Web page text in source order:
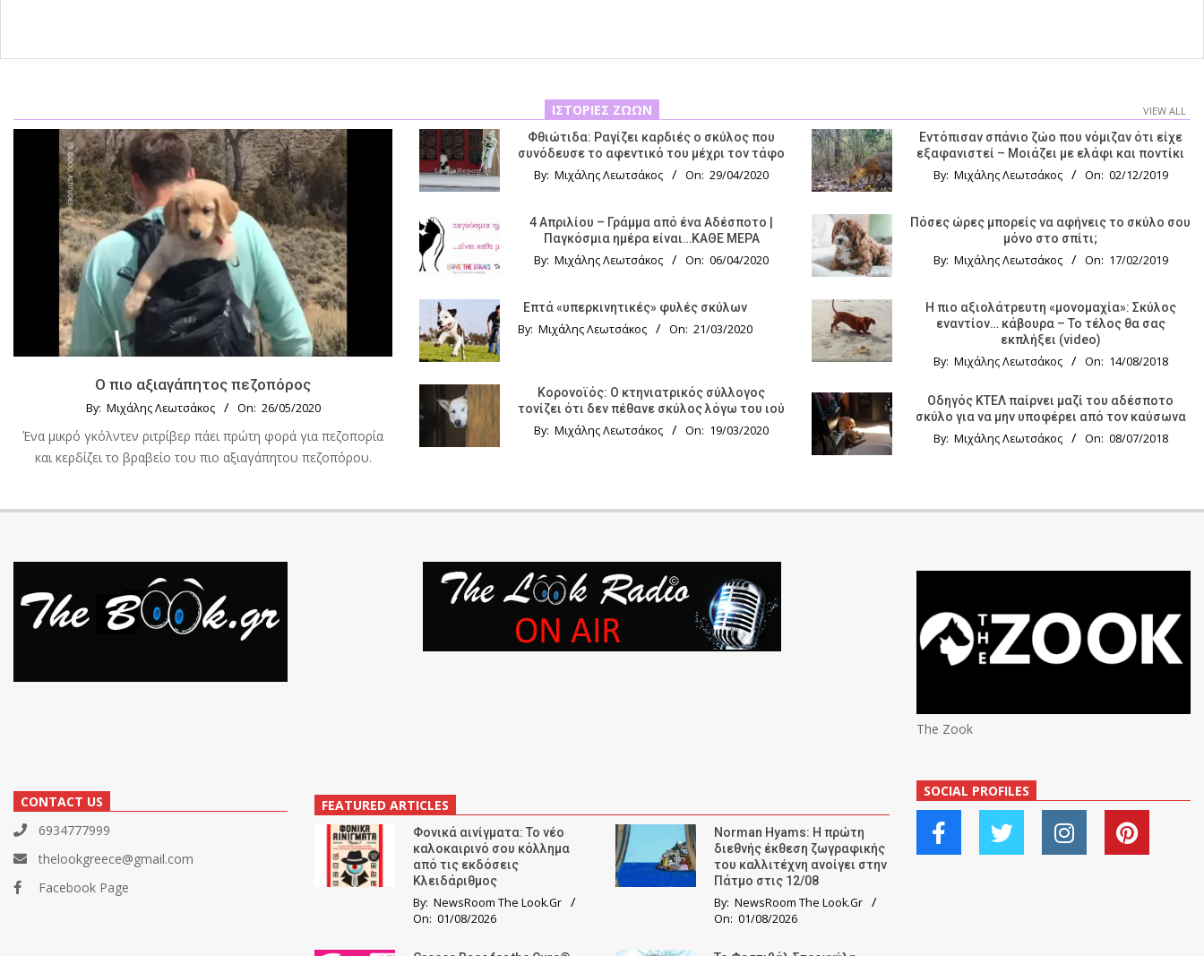
ΙΣΤΟΡΊΕΣ ΖΏΩΝ VIEW ALL
Ο πιο αξιαγάπητος πεζοπόρος
By: Μιχάλης Λεωτσάκος On: 26/05/2020
Ένα μικρό γκόλντεν ριτρίβερ πάει πρώτη φορά για πεζοπορία
και κερδίζει το βραβείο του πιο αξιαγάπητου πεζοπόρου.
Φθιώτιδα: Ραγίζει καρδιές ο σκύλος που
συνόδευσε το αφεντικό του μέχρι τον τάφο
By: Μιχάλης Λεωτσάκος On: 29/04/2020
4 Απριλίου – Γράμμα από ένα Αδέσποτο |
Παγκόσμια ημέρα είναι…ΚΑΘΕ ΜΕΡΑ
By: Μιχάλης Λεωτσάκος On: 06/04/2020
Επτά «υπερκινητικές» φυλές σκύλων
By: Μιχάλης Λεωτσάκος On: 21/03/2020
Κορονοϊός: Ο κτηνιατρικός σύλλογος
τονίζει ότι δεν πέθανε σκύλος λόγω του ιού
By: Μιχάλης Λεωτσάκος On: 19/03/2020
Εντόπισαν σπάνιο ζώο που νόμιζαν ότι είχε
εξαφανιστεί – Μοιάζει με ελάφι και ποντίκι
By: Μιχάλης Λεωτσάκος On: 02/12/2019
Πόσες ώρες μπορείς να αφήνεις το σκύλο σου
μόνο στο σπίτι;
By: Μιχάλης Λεωτσάκος On: 17/02/2019
Η πιο αξιολάτρευτη «μονομαχία»: Σκύλος
εναντίον… κάβουρα – Το τέλος θα σας
εκπλήξει (video)
By: Μιχάλης Λεωτσάκος On: 14/08/2018
Οδηγός KTΕΛ παίρνει μαζί του αδέσποτο
σκύλο για να μην υποφέρει από τον καύσωνα
By: Μιχάλης Λεωτσάκος On: 08/07/2018
CONTACT US
6934777999
thelookgreece@gmail.com
Facebook Page
FEATURED ARTICLES
Φονικά αινίγματα: Το νέο
καλοκαιρινό σου κόλλημα
από τις εκδόσεις
Κλειδάριθμος
By: NewsRoom The Look.Gr
On: 01/08/2026
Norman Hyams: Η πρώτη
διεθνής έκθεση ζωγραφικής
του καλλιτέχνη ανοίγει στην
Πάτμο στις 12/08
By: NewsRoom The Look.Gr
On: 01/08/2026
The Zook
SOCIAL PROFILES